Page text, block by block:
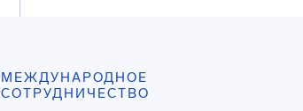
МЕЖДУНАРОДНОЕ
СОТРУДНИЧЕСТВО